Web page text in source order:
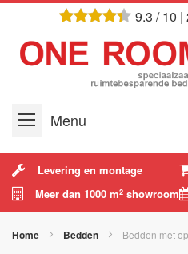
9.3 / 10 |
Menu
Levering en montage
Meer dan 1000 m2 showroom
Home Bedden Bedden met